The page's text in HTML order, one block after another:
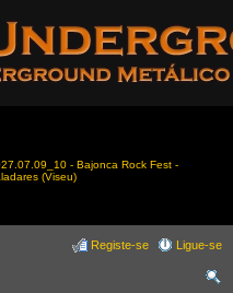
- Bajonca Rock Fest -
(Viseu)
Ligue-se
Registe-se